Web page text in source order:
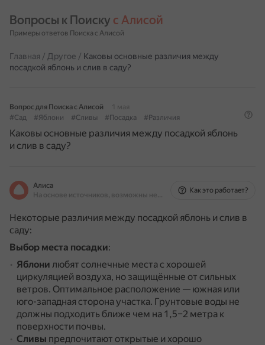
Вопросы к Поиску с Алисой
Примеры ответов Поиска с Алисой
Главная / Другое / Каковы основные различия между
посадкой яблонь и слив в саду?
Вопрос для Поиска с Алисой
1 мая
#Сад
#Яблони #Сливы #Посадка #Различия
Каковы основные различия между посадкой яблонь
и слив в саду?
Алиса
На основе источников, возможны неточности
Как это работает?
Некоторые различия между посадкой яблонь и слив в
саду:
Выбор места посадки:
Яблони любят солнечные места с хорошей
циркуляцией воздуха, но защищённые от сильных
ветров. Оптимальное расположение — южная или
юго-западная сторона участка. Грунтовые воды не
должны подходить ближе чем на 1,5–2 метра к
поверхности почвы.
Сливы предпочитают открытые и хорошо